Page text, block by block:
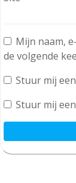
Mijn naam,
de volgende
Stuur mij
Stuur mij